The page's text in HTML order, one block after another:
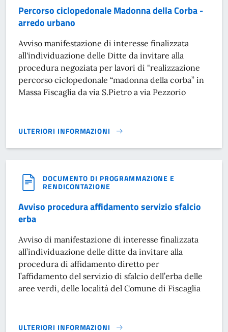
Percorso ciclopedonale Madonna della Corba -
arredo urbano
Avviso manifestazione di interesse finalizzata
all'individuazione delle Ditte da invitare alla
procedura negoziata per lavori di "realizzazione
percorso ciclopedonale “madonna della corba” in
Massa Fiscaglia da via S.Pietro a via Pezzorio
ULTERIORI INFORMAZIONI
PERCORSO CICLOPEDONALE MADONNA DELLA CORBA -
DOCUMENTO DI PROGRAMMAZIONE E
RENDICONTAZIONE
Avviso procedura affidamento servizio sfalcio
erba
Avviso di manifestazione di interesse finalizzata
all’individuazione delle ditte da invitare alla
procedura di affidamento diretto per
l’affidamento del servizio di sfalcio dell’erba delle
aree verdi, delle località del Comune di Fiscaglia
ULTERIORI INFORMAZIONI